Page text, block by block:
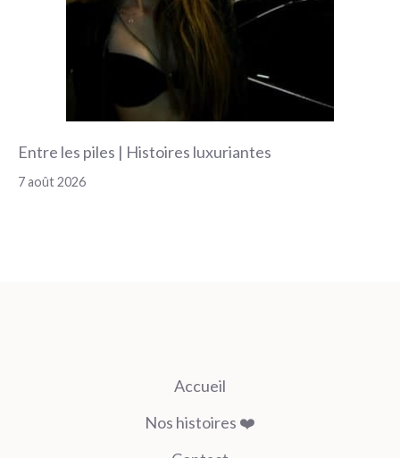
Entre les piles | Histoires luxuriantes
7 août 2026
Accueil
Nos histoires ❤️